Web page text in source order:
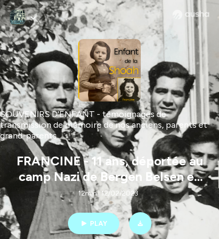
SOUVENIRS D'ENFANT - témoignages de
transmission de mémoire de nos anciens, parents et
grand-parents
FRANCINE - 11 ans, déportée au
camp Nazi de Bergen Belsen en
1944
12min | 12/02/2023
PLAY